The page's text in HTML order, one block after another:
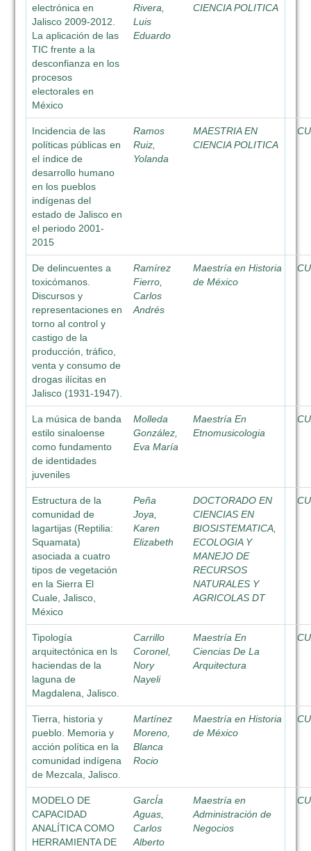
electrónica en
Jalisco 2009-2012.
La aplicación de las
TIC frente a la
desconfianza en los
procesos
electorales en
México
Rivera,
Luis
Eduardo
CIENCIA POLITICA
Incidencia de las
políticas públicas en
el índice de
desarrollo humano
en los pueblos
indígenas del
estado de Jalisco en
el periodo 2001-
2015
Ramos
Ruiz,
Yolanda
MAESTRIA EN
CIENCIA POLITICA
De delincuentes a
toxicómanos.
Discursos y
representaciones en
torno al control y
castigo de la
producción, tráfico,
venta y consumo de
drogas ilícitas en
Jalisco (1931-1947).
Ramírez
Fierro,
Carlos
Andrés
Maestría en Historia
de México
La música de banda
estilo sinaloense
como fundamento
de identidades
juveniles
Molleda
González,
Eva María
Maestría En
Etnomusicologia
Estructura de la
comunidad de
lagartijas (Reptilia:
Squamata)
asociada a cuatro
tipos de vegetación
en la Sierra El
Cuale, Jalisco,
México
Peña
Joya,
Karen
Elizabeth
DOCTORADO EN
CIENCIAS EN
BIOSISTEMATICA,
ECOLOGIA Y
MANEJO DE
RECURSOS
NATURALES Y
AGRICOLAS DT
Tipología
arquitectónica en ls
haciendas de la
laguna de
Magdalena, Jalisco.
Carrillo
Coronel,
Nory
Nayeli
Maestría En
Ciencias De La
Arquitectura
Tierra, historia y
pueblo. Memoria y
acción política en la
comunidad indígena
de Mezcala, Jalisco.
Martínez
Moreno,
Blanca
Rocio
Maestría en Historia
de México
MODELO DE
CAPACIDAD
ANALÍTICA COMO
HERRAMIENTA DE
GarcÍa
Aguas,
Carlos
Alberto
Maestría en
Administración de
Negocios